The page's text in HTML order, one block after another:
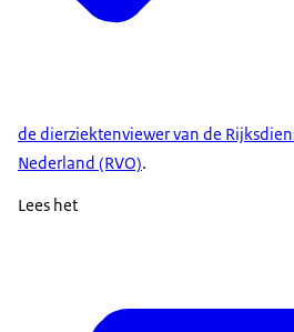
de dierziektenviewer van de
Nederland (RVO).
Lees het